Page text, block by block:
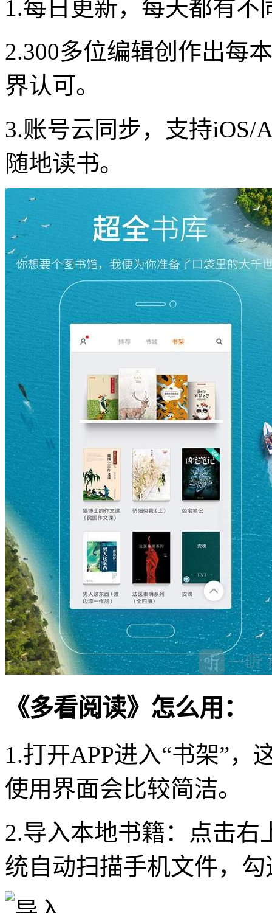
1.每日更新，每天都有不
2.300多位编辑创作出每
界认可。
3.账号云同步，支持iOS/
随地读书。
《多看阅读》怎么用：
1.打开APP进入“书架”，
使用界面会比较简洁。
2.导入本地书籍：点击
统自动扫描手机文件，